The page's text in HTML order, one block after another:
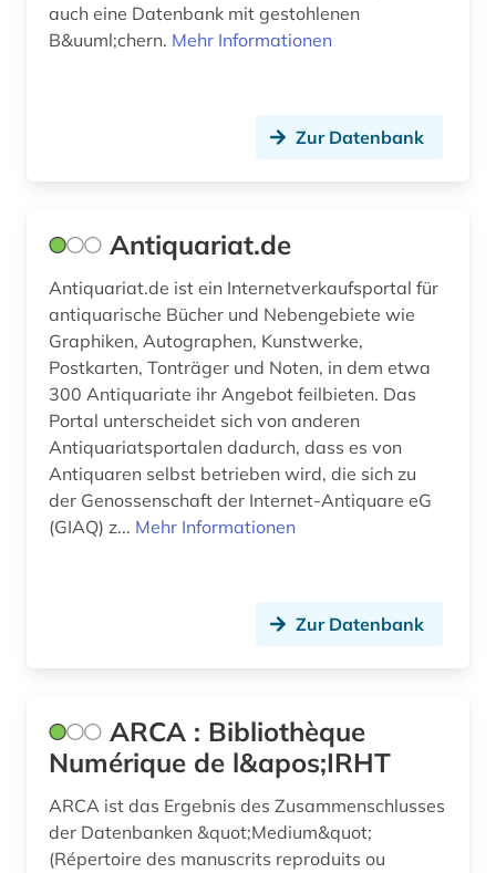
design (3)
deutsches sprachgebiet (5)
deutschland (13)
deutschland (gebiet unter alliierter besatzung,
sowjetische zone) (1)
deutschland <bundesrepublik> (1)
diaspora (1)
dienstleistungen (1)
digitale musikalien (2)
digitalisat (7)
digitalisierung (12)
din-en-iso-norm (1)
auch eine Datenbank mit gestohlenen
B&uuml;chern. Mehr Informationen
Zur Datenbank
Antiquariat.de
Antiquariat.de ist ein Internetverkaufsportal für
antiquarische Bücher und Nebengebiete wie
Graphiken, Autographen, Kunstwerke,
Postkarten, Tonträger und Noten, in dem etwa
300 Antiquariate ihr Angebot feilbieten. Das
Portal unterscheidet sich von anderen
Antiquariatsportalen dadurch, dass es von
Antiquaren selbst betrieben wird, die sich zu
der Genossenschaft der Internet-Antiquare eG
(GIAQ) z... Mehr Informationen
Zur Datenbank
ARCA : Bibliothèque
Numérique de l&apos;IRHT
ARCA ist das Ergebnis des Zusammenschlusses
der Datenbanken &quot;Medium&quot;
(Répertoire des manuscrits reproduits ou